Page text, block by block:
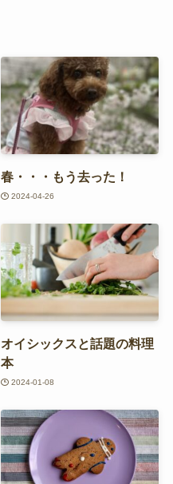
春・・・もう去った！
2024-04-26
オイシックスと話題の料理
本
2024-01-08